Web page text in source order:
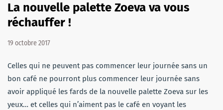
La nouvelle palette Zoeva va vous
réchauffer !
19 octobre 2017
Celles qui ne peuvent pas commencer leur journée sans un
bon café ne pourront plus commencer leur journée sans
avoir appliqué les fards de la nouvelle palette Zoeva sur les
yeux… et celles qui n’aiment pas le café en voyant les